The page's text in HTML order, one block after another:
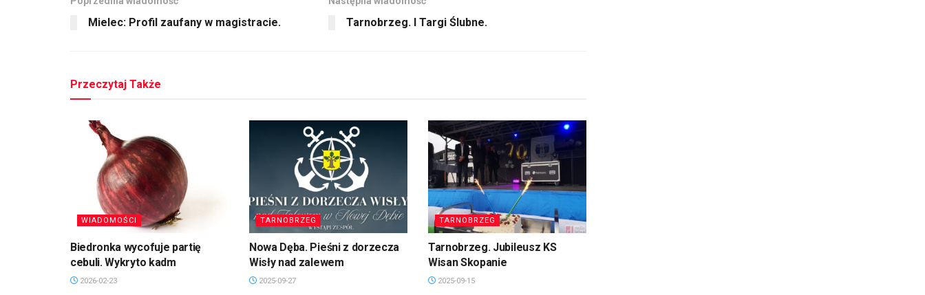
Mielec: Profil zaufany w magistracie. Tarnobrzeg. I Targi Ślubne.
Przeczytaj Także
WIADOMOŚCI
Biedronka wycofuje partię
cebuli. Wykryto kadm
2026-02-23
TARNOBRZEG
Nowa Dęba. Pieśni z dorzecza
Wisły nad zalewem
2025-09-27
TARNOBRZEG
Tarnobrzeg. Jubileusz KS
Wisan Skopanie
2025-09-15